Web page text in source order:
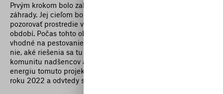
Prvým krokom bolo založenie experimentálnej komunitnej
záhrady. Jej cieľom bolo tráviť na streche čo najviac času a
pozorovať prostredie v premenách denného času a ročných
období. Počas tohto obdobia skúmame ktoré rastliny sú
vhodné na pestovanie v tomto špecifickom prostredí a ktoré
nie, aké riešenia sa tu dajú použiť a popritom budujeme
komunitu nadšencov a dobrovoľníkov, ktorí venujú svoj čas a
energiu tomuto projektu. Komunitná záhrada vznikla na jar
roku 2022 a odvtedy sa pomaly rozširuje.